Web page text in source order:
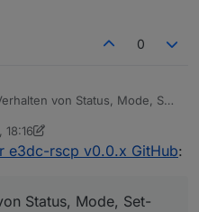
könnte man mit der
müsste die Nennspannung um
Größen:
0
von Status, Mode, Set-
um es vernünftig
18:16
e3dc-rscp v0.0.x GitHub:
Status, Mode, Set-